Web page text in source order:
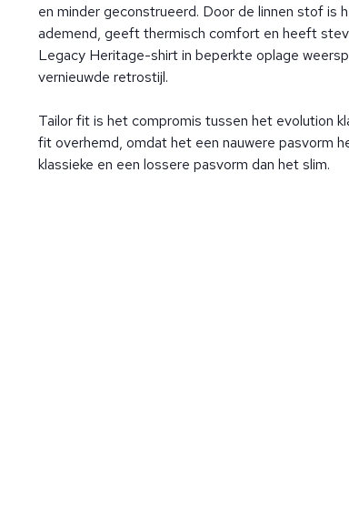
en minder geconstrueerd. Door de linnen stof is
ademend, geeft thermisch comfort en heeft
Legacy Heritage-shirt in beperkte oplage
vernieuwde retrostijl.
Tailor fit is het compromis tussen het evolution
fit overhemd, omdat het een nauwere pasvorm
klassieke en een lossere pasvorm dan het slim.